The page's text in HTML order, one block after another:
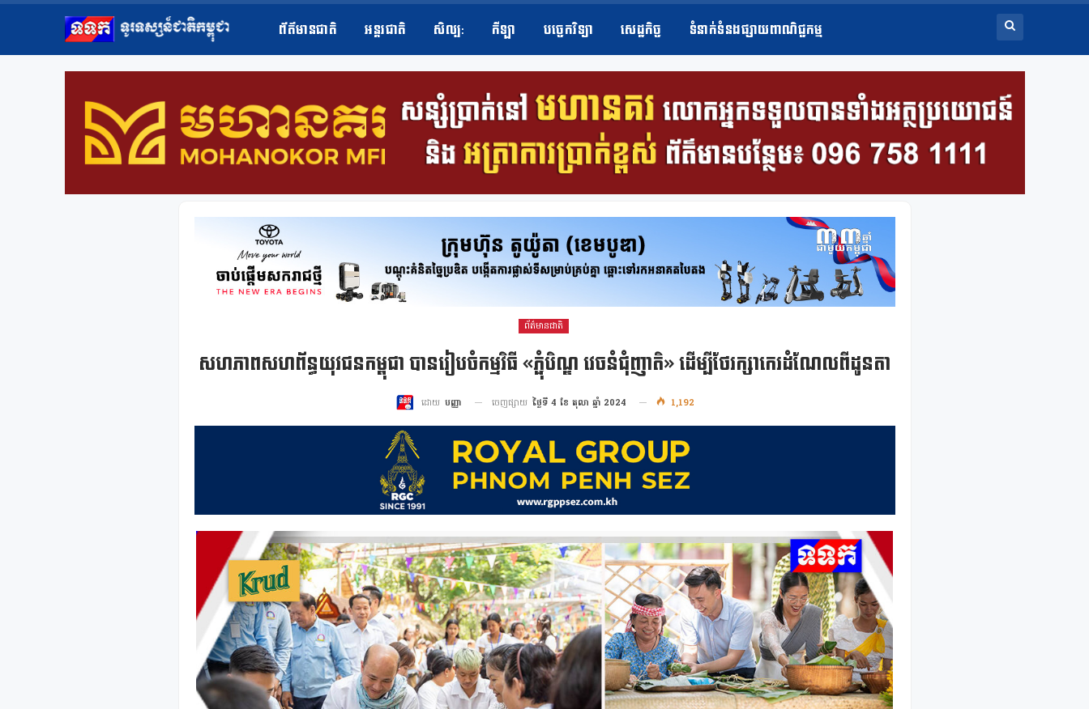
ព័ត៌មានជាតិ អន្តរជាតិ សិល្ប​: កីឡា បច្ចេកវិទ្យា សេដ្ឋកិច្ច ទំនាក់ទំនងផ្សាយពាណិជ្ជកម្ម
ព័ត៌មានជាតិ
សហភាពសហព័ន្ធយុវជនកម្ពុជា បានរៀបចំកម្មវិធី «ភ្ជុំបិណ្ឌ វេចនំជុំញាតិ» ដើម្បីថែរក្សាកេរដំណែលពីដូនតា
ដោយ បញ្ញា ចេញផ្សាយ ថ្ងៃទី 4 ខែ តុលា ឆ្នាំ 2024 1,192